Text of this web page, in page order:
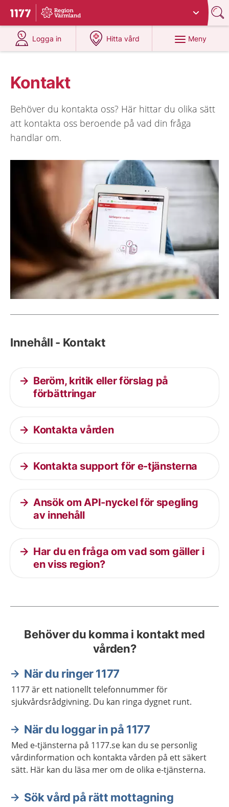
Till startsidan för 1177
Du har valt region
Logga in
på 1177.se
Hitta vård
på 1177.se
Meny
Kontakt
Behöver du kontakta oss? Här hittar du olika sätt
att kontakta oss beroende på vad din fråga
handlar om.
Innehåll - Kontakt
Beröm, kritik eller förslag på
förbättringar
Kontakta vården
Kontakta support för e-tjänsterna
Ansök om API-nyckel för spegling
av innehåll
Har du en fråga om vad som gäller i
en viss region?
Behöver du komma i kontakt med
vården?
När du ringer 1177
1177 är ett nationellt telefonnummer för
sjukvårdsrådgivning. Du kan ringa dygnet runt.
När du loggar in på 1177
Med e-tjänsterna på 1177.se kan du se personlig
vårdinformation och kontakta vården på ett säkert
sätt. Här kan du läsa mer om de olika e-tjänsterna.
Sök vård på rätt mottagning